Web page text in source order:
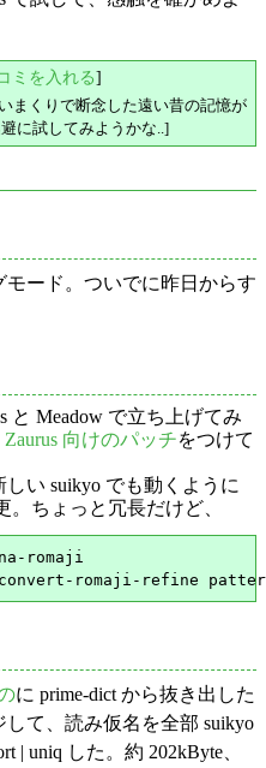
ミを入れる]
まくりで断念した遠い昔の記憶が
に試してみようかな..]
ード。ついでに昨日からす
と Meadow で立ち上げてみ
Zaurus 向けのパッチをつけて
い suikyo でも動くように
。ちょっと冗長だけど、
romaji
に prime-dict から抜き出した
て、読み仮名を全部 suikyo
| uniq した。約 202kByte、